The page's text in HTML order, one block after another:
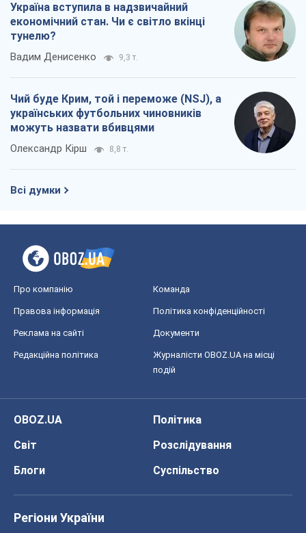
Україна вступила в надзвичайний
економічний стан. Чи є світло вкінці
тунелю?
Вадим Денисенко 9,3 т.
Чий буде Крим, той і переможе (NSJ), а
українських футбольних чиновників
можуть назвати вбивцями
Олександр Кірш 8,8 т.
Всі думки
Про компанію Команда
Правова інформація Політика конфіденційності
Реклама на сайті Документи
Редакційна політика
Журналісти OBOZ.UA на місці
подій
OBOZ.UA
Політика
Світ
Розслідування
Блоги
Суспільство
Регіони України